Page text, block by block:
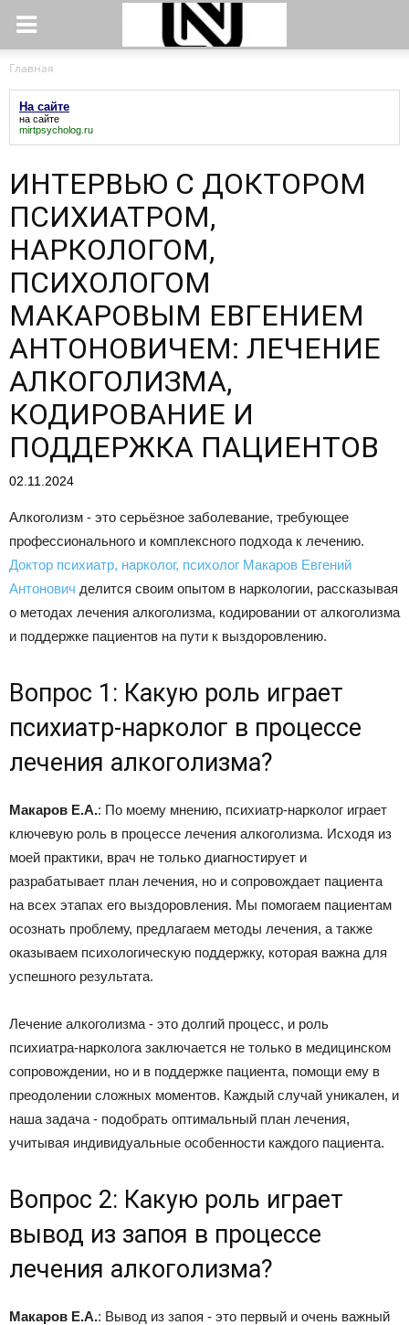
Главная
На сайте
на сайте
mirtpsycholog.ru
ИНТЕРВЬЮ С ДОКТОРОМ
ПСИХИАТРОМ,
НАРКОЛОГОМ,
ПСИХОЛОГОМ
МАКАРОВЫМ ЕВГЕНИЕМ
АНТОНОВИЧЕМ: ЛЕЧЕНИЕ
АЛКОГОЛИЗМА,
КОДИРОВАНИЕ И
ПОДДЕРЖКА ПАЦИЕНТОВ
02.11.2024
Алкоголизм - это серьёзное заболевание, требующее
профессионального и комплексного подхода к лечению.
Доктор психиатр, нарколог, психолог Макаров Евгений
Антонович делится своим опытом в наркологии, рассказывая
о методах лечения алкоголизма, кодировании от алкоголизма
и поддержке пациентов на пути к выздоровлению.
Вопрос 1: Какую роль играет
психиатр-нарколог в процессе
лечения алкоголизма?
Макаров Е.А.: По моему мнению, психиатр-нарколог играет
ключевую роль в процессе лечения алкоголизма. Исходя из
моей практики, врач не только диагностирует и
разрабатывает план лечения, но и сопровождает пациента
на всех этапах его выздоровления. Мы помогаем пациентам
осознать проблему, предлагаем методы лечения, а также
оказываем психологическую поддержку, которая важна для
успешного результата.
Лечение алкоголизма - это долгий процесс, и роль
психиатра-нарколога заключается не только в медицинском
сопровождении, но и в поддержке пациента, помощи ему в
преодолении сложных моментов. Каждый случай уникален, и
наша задача - подобрать оптимальный план лечения,
учитывая индивидуальные особенности каждого пациента.
Вопрос 2: Какую роль играет
вывод из запоя в процессе
лечения алкоголизма?
Макаров Е.А.: Вывод из запоя - это первый и очень важный